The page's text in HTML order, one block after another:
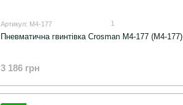
Артикул: M4-177 1
Пневматична гвинтівка Crosman M4-177 (M4-177)
3 186 грн